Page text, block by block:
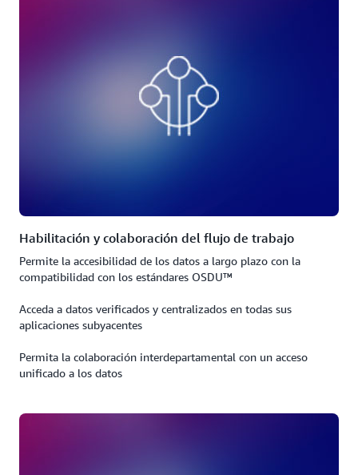
Habilitación y colaboración del flujo de trabajo
Permite la accesibilidad de los datos a largo plazo con la
compatibilidad con los estándares OSDU™
Acceda a datos verificados y centralizados en todas sus
aplicaciones subyacentes
Permita la colaboración interdepartamental con un acceso
unificado a los datos